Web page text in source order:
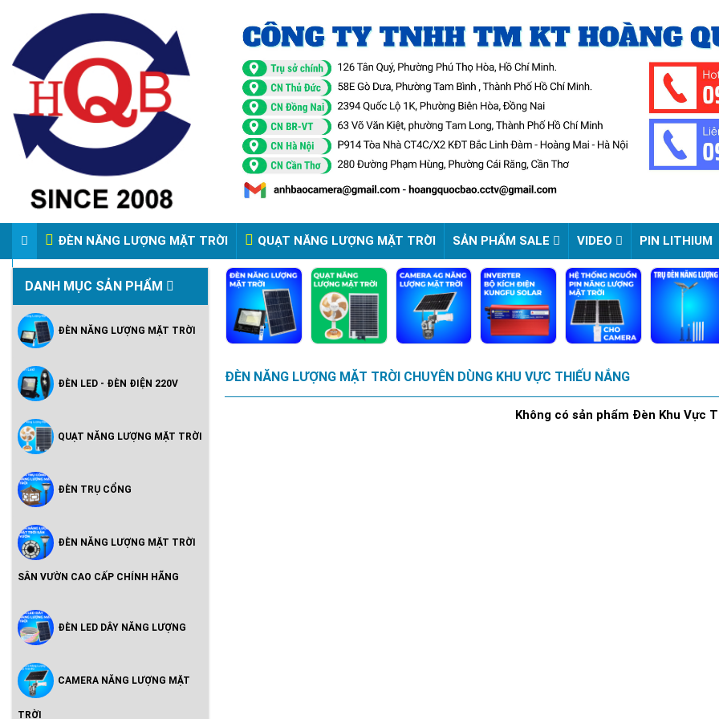
ĐÈN NĂNG LƯỢNG MẶT TRỜI QUẠT NĂNG LƯỢNG MẶT TRỜI SẢN PHẨM SALE VIDEO PIN LITHIUM
VIDEO ĐÈN PHA ĐIỆN 220V
DANH MỤC SẢN PHẨM
ĐÈN NĂNG LƯỢNG MẶT TRỜI
ĐÈN LED - ĐÈN ĐIỆN 220V
Hoàng Quốc Bảo - Độ Sáng Cao,
QUẠT NĂNG LƯỢNG MẶT TRỜI
ĐÈN TRỤ CỔNG
ĐÈN NĂNG LƯỢNG MẶT TRỜI
SÂN VƯỜN CAO CẤP CHÍNH HÃNG
ĐÈN LED DÂY NĂNG LƯỢNG
CAMERA NĂNG LƯỢNG MẶT
TRỜI
ĐÈN NĂNG LƯỢNG MẶT TRỜI CHUYÊN DÙNG KHU VỰC THIẾU NẮNG
Không có sản phẩm Đèn Khu Vực